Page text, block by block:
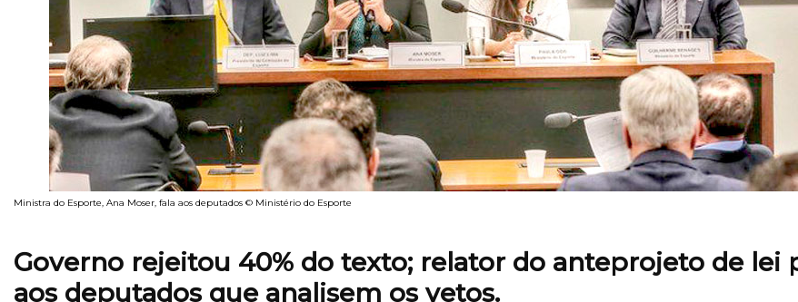
Ministra do Esporte, Ana Moser, fala aos deputados © Ministério do Esporte
Governo rejeitou 40% do texto; relator do anteprojeto de lei
aos deputados que analisem os vetos.